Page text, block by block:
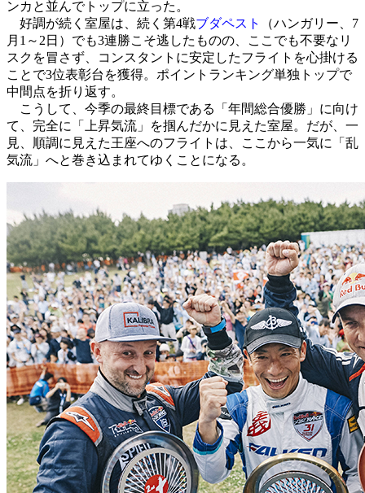
ンカと並んでトップに立った。
好調が続く室屋は、続く第4戦ブダペスト
（ハンガリー、7
月1～2日）でも3連勝こそ逃したものの、ここでも不要なリ
スクを冒さず、コンスタントに安定したフライトを心掛ける
ことで3位表彰台を獲得。ポイントランキング単独トップで
中間点を折り返す。
こうして、今季の最終目標である「年間総合優勝」に向け
て、完全に「上昇気流」を掴んだかに見えた室屋。だが、一
見、順調に見えた王座へのフライトは、ここから一気に「乱
気流」へと巻き込まれてゆくことになる。